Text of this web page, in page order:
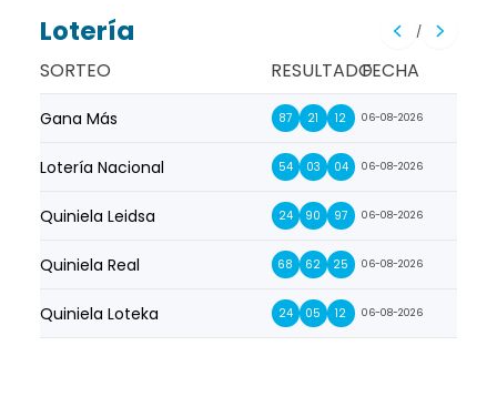
Lotería /
SORTEO RESULTADOFECHA
Gana Más 87 21 12 06-08-2026
Lotería Nacional 54 03 04 06-08-2026
Quiniela Leidsa 24 90 97 06-08-2026
Quiniela Real 68 62 25 06-08-2026
Quiniela Loteka 24 05 12 06-08-2026